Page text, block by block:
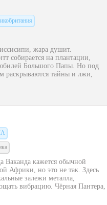
жара душит.
собирается на плантации,
Большого Папы. Но под
раскрываются тайны и лжи,
Ваканда кажется обычной
Африки, но это не так. Здесь
залежи металла,
вибрацию. Чёрная Пантера,